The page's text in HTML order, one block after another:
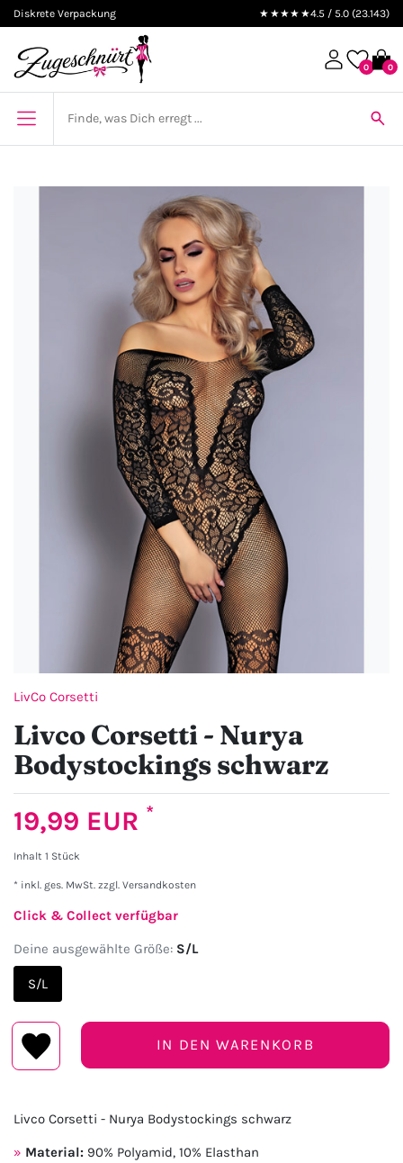
Diskrete Verpackung ★★★★★4.5 / 5.0 (23.143)
0 0
LivCo Corsetti
Livco Corsetti - Nurya
Bodystockings schwarz
19,99 EUR *
Inhalt 1 Stück
* inkl. ges. MwSt. zzgl. Versandkosten
Click & Collect verfügbar
Deine ausgewählte Größe: S/L
S/L
IN DEN WARENKORB
Livco Corsetti - Nurya Bodystockings schwarz
Material: 90% Polyamid, 10% Elasthan